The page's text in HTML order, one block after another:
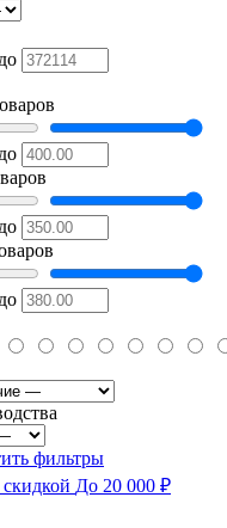
до
до
до
до
фильтры
До 20 000 ₽